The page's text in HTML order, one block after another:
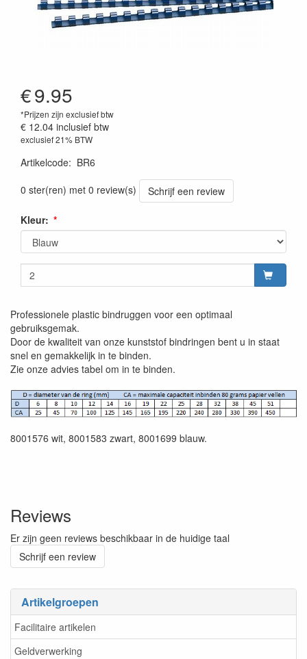
Artikelgroepen
Facilitaire artikelen
Geldverwerking
€9.95
*Prijzen zijn exclusief btw
€ 12.04 inclusief btw
exclusief 21% BTW
Artikelcode: BR6
0 ster(ren) met 0 review(s)
Schrijf een review
Kleur:
Professionele plastic bindruggen voor een optimaal
gebruiksgemak.
Door de kwaliteit van onze kunststof bindringen bent u in staat
snel en gemakkelijk in te binden.
Zie onze advies tabel om in te binden.
8001576 wit, 8001583 zwart, 8001699 blauw.
Reviews
Er zijn geen reviews beschikbaar in de huidige taal
Schrijf een review